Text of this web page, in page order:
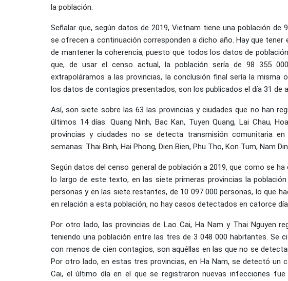
la población.
Señalar que, según datos de 2019, Vietnam tiene una población
se ofrecen a continuación corresponden a dicho año. Hay que
de mantener la coherencia, puesto que todos los datos de
que, de usar el censo actual, la población sería de 98 355
extrapoláramos a las provincias, la conclusión final sería la misma
los datos de contagios presentados, son los publicados el día 31 de
Así, son siete sobre las 63 las provincias y ciudades que no han
últimos 14 días: Quang Ninh, Bac Kan, Tuyen Quang, Lai Chau,
provincias y ciudades no se detecta transmisión comunitaria
semanas: Thai Binh, Hai Phong, Dien Bien, Phu Tho, Kon Tum, Nam
Según datos del censo general de población a 2019, que como se
lo largo de este texto, en las siete primeras provincias la
personas y en las siete restantes, de 10 097 000 personas, lo que
en relación a esta población, no hay casos detectados en catorce
Por otro lado, las provincias de Lao Cai, Ha Nam y Thai Nguyen
teniendo una población entre las tres de 3 048 000 habitantes. Se
con menos de cien contagios, son aquéllas en las que no se
Por otro lado, en estas tres provincias, en Ha Nam, se detectó un
Cai, el último día en el que se registraron nuevas infecciones